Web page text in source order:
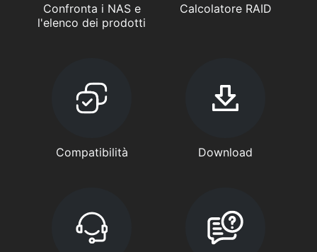
Confronta i NAS e
l'elenco dei prodotti
Calcolatore RAID
Compatibilità Download